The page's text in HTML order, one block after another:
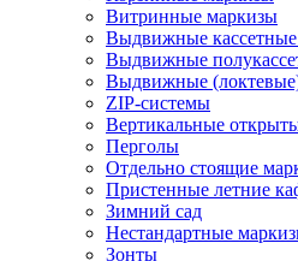
Витринные маркизы
Выдвижные
Выдвижные
Выдвижные
ZIP-системы
Вертикальные
Перголы
Отдельно стоящие
Пристенные летние
Зимний сад
Нестандартные
Зонты